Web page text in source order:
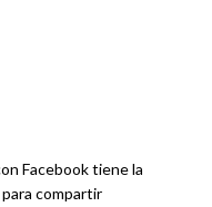
Facebook tiene la
compartir